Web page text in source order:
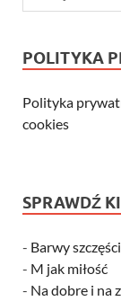
POLITYKA
Polityka
cookies
SPRAWDŹ
- Barwy
- M jak miłość
- Na dobre i na